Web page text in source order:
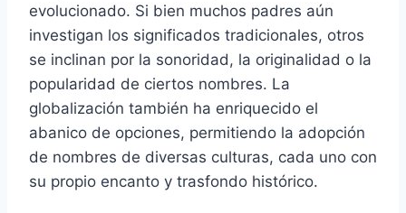
evolucionado. Si bien muchos padres aún
investigan los significados tradicionales, otros
se inclinan por la sonoridad, la originalidad o la
popularidad de ciertos nombres. La
globalización también ha enriquecido el
abanico de opciones, permitiendo la adopción
de nombres de diversas culturas, cada uno con
su propio encanto y trasfondo histórico.